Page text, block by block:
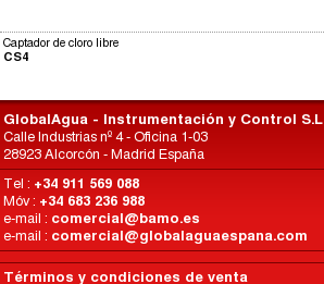
Captador de cloro libre
CS4
GlobalAgua - Instrumentación y Control S.L
Calle Industrias nº 4 - Oficina 1-03
28923 Alcorcón - Madrid España
Tel : +34 911 569 088
Móv : +34 683 236 988
e-mail : comercial@bamo.es
e-mail : comercial@globalaguaespana.com
Términos y condiciones de venta